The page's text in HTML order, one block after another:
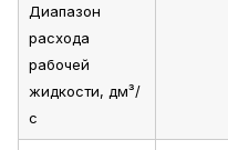
Диапазон
расхода
рабочей
жидкости, дм³/
с